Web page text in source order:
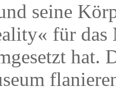
seine
für das
hat.